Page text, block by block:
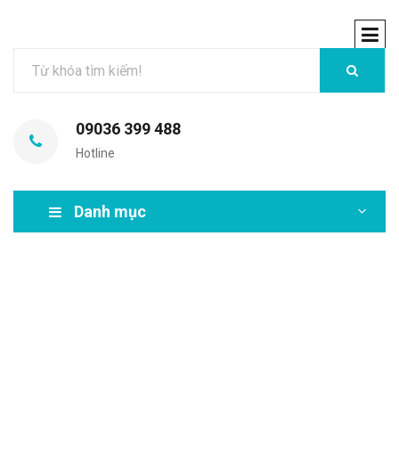
09036 399 488
Hotline
Danh mục